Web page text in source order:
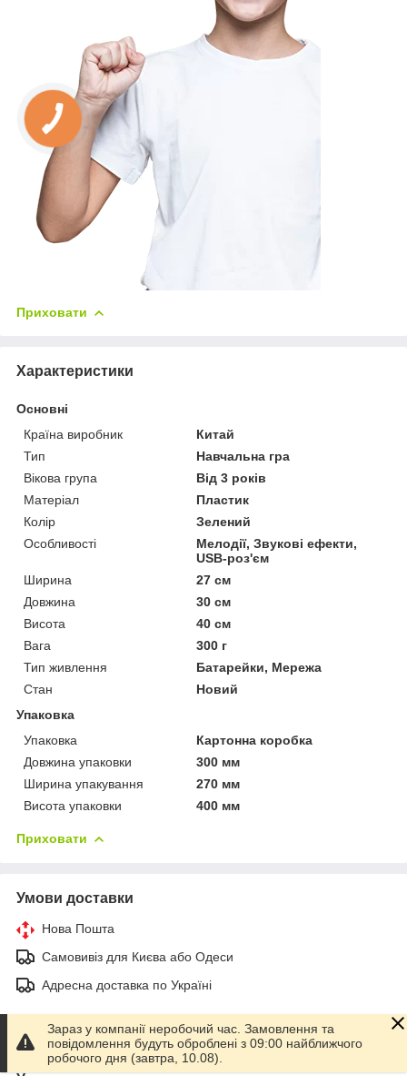
Приховати
Характеристики
Основні
Країна виробник
Китай
Тип
Навчальна гра
Вікова група
Від 3 років
Матеріал
Пластик
Колір
Зелений
Особливості
Мелодії, Звукові ефекти,
USB-роз'єм
Ширина
27 см
Довжина
30 см
Висота
40 см
Вага
300 г
Тип живлення
Батарейки, Мережа
Стан
Новий
Упаковка
Упаковка
Картонна коробка
Довжина упаковки
300 мм
Ширина упакування
270 мм
Висота упаковки
400 мм
Приховати
Умови доставки
Нова Пошта
Самовивіз для Києва або Одеси
Адресна доставка по Україні
Зараз у компанії неробочий час. Замовлення та
повідомлення будуть оброблені з 09:00 найближчого
робочого дня (завтра, 10.08).